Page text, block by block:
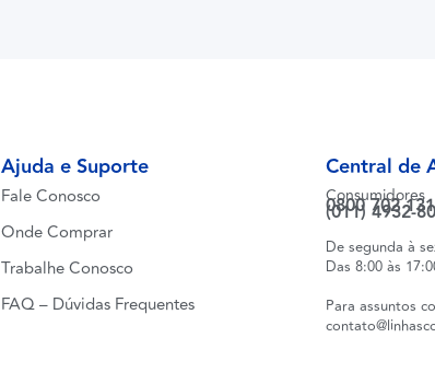
Ajuda e Suporte
Fale Conosco
Onde Comprar
Trabalhe Conosco
FAQ – Dúvidas Frequentes
Central de
Consumidores
0800 702
(011) 4932-
De segunda à
Das 8:00 às
Para assuntos